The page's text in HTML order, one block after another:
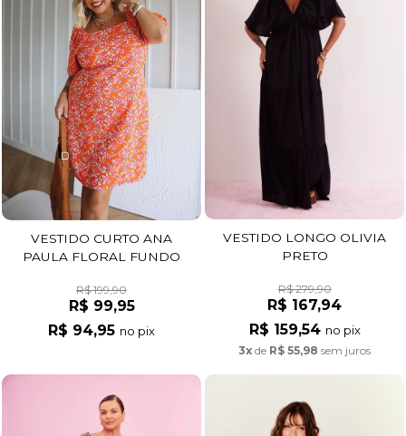
VESTIDO CURTO ANA
PAULA FLORAL FUNDO
R$ 199,90
R$ 99,95
R$ 94,95 no pix
VESTIDO LONGO OLIVIA
PRETO
R$ 279,90
R$ 167,94
R$ 159,54 no pix
3x de R$ 55,98 sem juros